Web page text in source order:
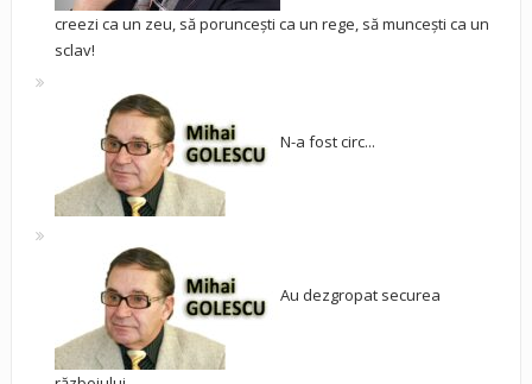
creezi ca un zeu, să poruncești ca un rege, să muncești ca un
sclav!
N-a fost circ...
Au dezgropat securea